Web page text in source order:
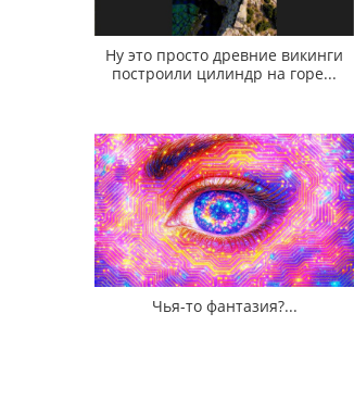
Ну это просто древние викинги
построили цилиндр на горе...
Чья-то фантазия?...